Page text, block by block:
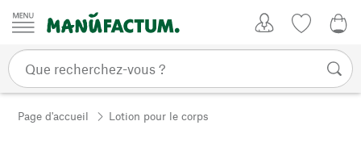
Passer au contenu
Page d'accueil Lotion pour le corps